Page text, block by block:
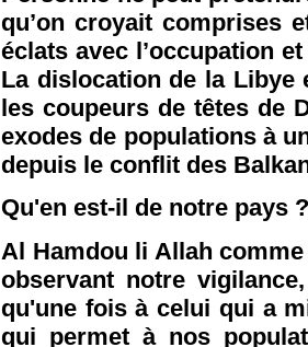
qu’on croyait comprises
éclats avec l’occupation
La dislocation de la Libye
les coupeurs de têtes de
exodes de populations à
depuis le conflit des
Qu'en est-il de notre pays ?
Al Hamdou li Allah
observant notre
qu'une fois à celui qui a
qui permet à nos